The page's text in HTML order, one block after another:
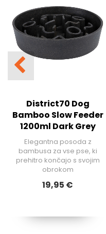
District70 Dog
Bamboo Slow Feeder
1200ml Dark Grey
Elegantna posoda z
bambusa za vse pse, ki
prehitro končajo s svojim
obrokom
19,95 €